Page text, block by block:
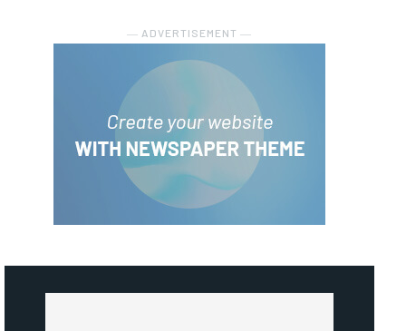
― ADVERTISEMENT ―